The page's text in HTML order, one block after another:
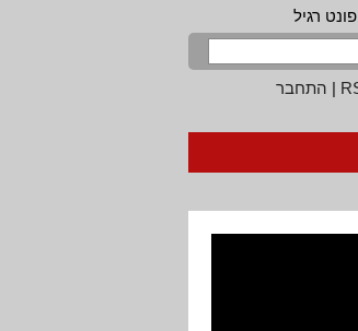
פונט רגיל
| התחבר